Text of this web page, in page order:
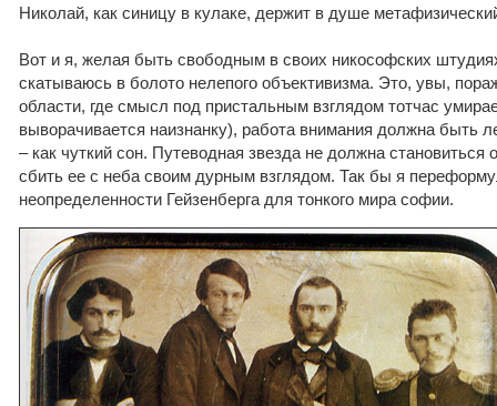
Николай, как синицу в кулаке, держит в душе
Вот и я, желая быть свободным в своих никософских
скатываюсь в болото нелепого объективизма. Это, увы,
области, где смысл под пристальным взглядом тотчас
выворачивается наизнанку), работа внимания должна быть
– как чуткий сон. Путеводная звезда не должна
сбить ее с неба своим дурным взглядом. Так бы я
неопределенности Гейзенберга для тонкого мира софии.